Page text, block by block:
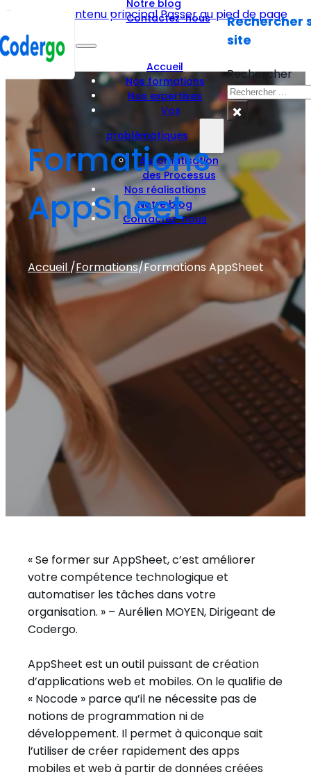
Passer au contenu principalPasser au pied de page
Notre blog
Contactez-nous
Accueil
Nos formations
Nos expertises
Vos
problématiques
Automatisation
des Processus
Nos réalisations
Notre blog
Contactez-nous
Rechercher
site
Rechercher
×
Formations
AppSheet
Accueil /Formations/Formations AppSheet
« Se former sur AppSheet, c’est améliorer
votre compétence technologique et
automatiser les tâches dans votre
organisation. » – Aurélien MOYEN, Dirigeant de
Codergo.
AppSheet est un outil puissant de création
d’applications web et mobiles. On le qualifie de
« Nocode » parce qu’il ne nécessite pas de
notions de programmation ni de
développement. Il permet à quiconque sait
l’utiliser de créer rapidement des apps
mobiles et web à partir de données créées